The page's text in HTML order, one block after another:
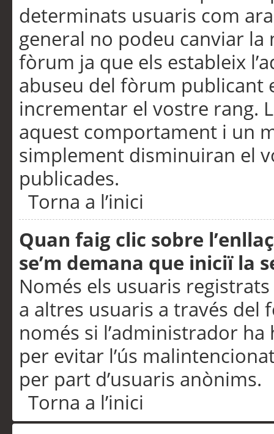
determinats usuaris com
general no podeu canviar
fòrum ja que els estableix
abuseu del fòrum publicant
incrementar el vostre rang.
aquest comportament i un
simplement disminuiran el
publicades.
Torna a l’inici
Quan faig clic sobre
se’m demana que iniciï la
Només els usuaris
a altres usuaris a través
només si l’administrador
per evitar l’ús
per part d’usuaris anònims.
Torna a l’inici